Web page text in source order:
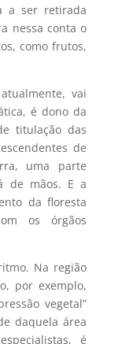
a ser retirada
nessa conta o
como frutos,
vai
é dono da
titulação das
de
uma parte
de mãos. E a
da floresta
os órgãos
Na região
por exemplo,
vegetal”
daquela área
é